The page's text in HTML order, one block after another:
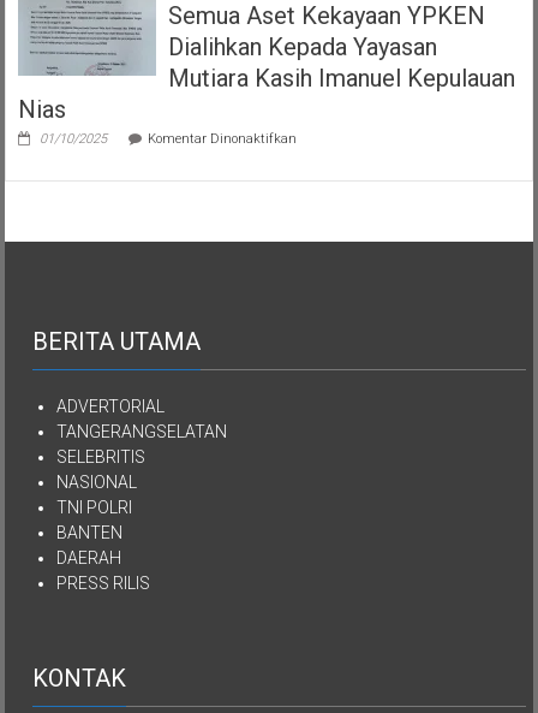
Semua Aset Kekayaan YPKEN
Dialihkan Kepada Yayasan
Mutiara Kasih Imanuel Kepulauan
Nias
01/10/2025 Komentar Dinonaktifkan
BERITA UTAMA
ADVERTORIAL
TANGERANGSELATAN
SELEBRITIS
NASIONAL
TNI POLRI
BANTEN
DAERAH
PRESS RILIS
KONTAK